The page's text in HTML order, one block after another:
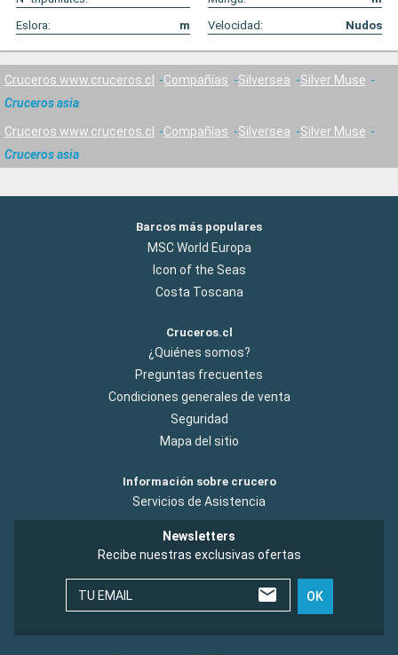
Eslora:
m Velocidad: Nudos
Cruceros www.cruceros.cl Compañías Silversea
Silver Muse
Cruceros asia
Cruceros www.cruceros.cl Compañías Silversea
Silver Muse
Cruceros asia
Barcos más populares
MSC World Europa
Icon of the Seas
Costa Toscana
Cruceros.cl
¿Quiénes somos?
Preguntas frecuentes
Condiciones generales de venta
Seguridad
Mapa del sitio
Información sobre crucero
Servicios de Asistencia
Newsletters
Recibe nuestras exclusivas ofertas
TU EMAIL OK